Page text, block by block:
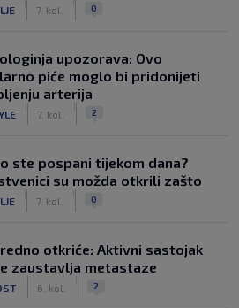
7. kol. 0
upozorava: Ovo
piće moglo bi pridonijeti
arterija
7. kol. 2
ste pospani tijekom dana?
su možda otkrili zašto
7. kol. 0
otkriće: Aktivni sastojak
zaustavlja metastaze
6. kol. 2